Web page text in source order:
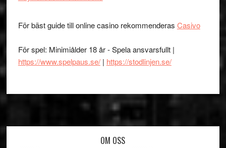
För bäst guide till online casino rekommenderas Casivo
För spel: Minimiålder 18 år - Spela ansvarsfullt |
https://www.spelpaus.se/| https://stodlinjen.se/
OM OSS